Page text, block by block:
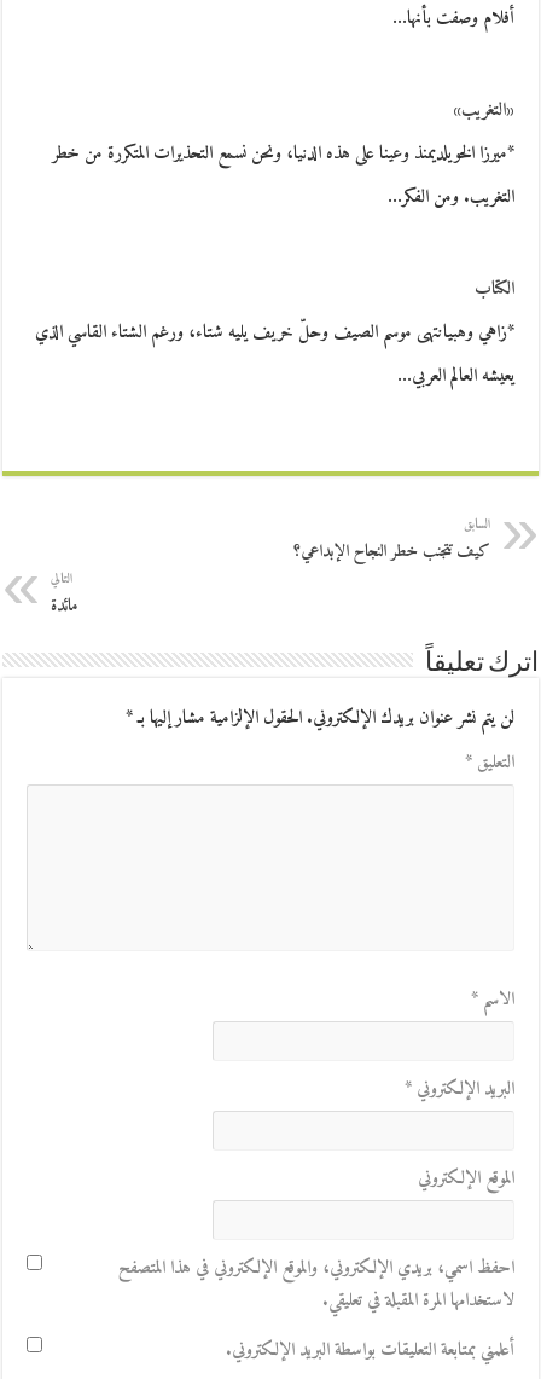
أفلام وصفت بأنها…
«التغريب»
*ميرزا الخويلديمنذ وعينا على هذه الدنيا، ونحن نسمع التحذيرات المتكررة من خطر
التغريب. ومن الفكر…
الكتاب
*زاهي وهبيانتهى موسم الصيف وحلّ خريف يليه شتاء، ورغم الشتاء القاسي الذي
يعيشه العالم العربي…
السابق
كيف تتجنب خطر النجاح الإبداعي؟
التالي
مائدة
اترك تعليقاً
لن يتم نشر عنوان بريدك الإلكتروني.الحقول الإلزامية مشار إليها بـ*
التعليق*
الاسم*
البريد الإلكتروني*
الموقع الإلكتروني
احفظ اسمي، بريدي الإلكتروني، والموقع الإلكتروني في هذا المتصفح
لاستخدامها المرة المقبلة في تعليقي.
أعلمني بمتابعة التعليقات بواسطة البريد الإلكتروني.